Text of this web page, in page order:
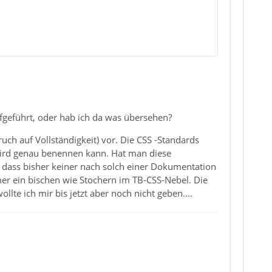
oder hab ich da was übersehen?
auf Vollständigkeit) vor. Die CSS -Standards
genau benennen kann. Hat man diese
bisher keiner nach solch einer Dokumentation
ein bischen wie Stochern im TB-CSS-Nebel. Die
ich mir bis jetzt aber noch nicht geben....